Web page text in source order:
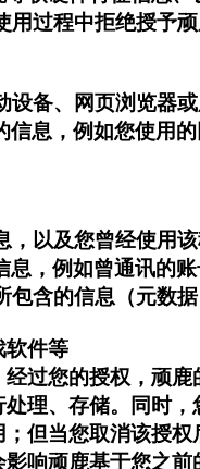
过程中拒绝授予
备、网页浏览器
信息，例如您使用
以及您曾经使用
，例如曾通讯的
含的信息（元数
软件等
过您的授权，顽
理、存储。同时
但当您取消该授
响顽鹿基于您之前